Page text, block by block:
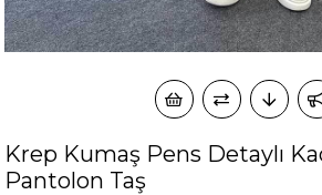
Krep Kumaş Pens Detaylı
Pantolon Taş